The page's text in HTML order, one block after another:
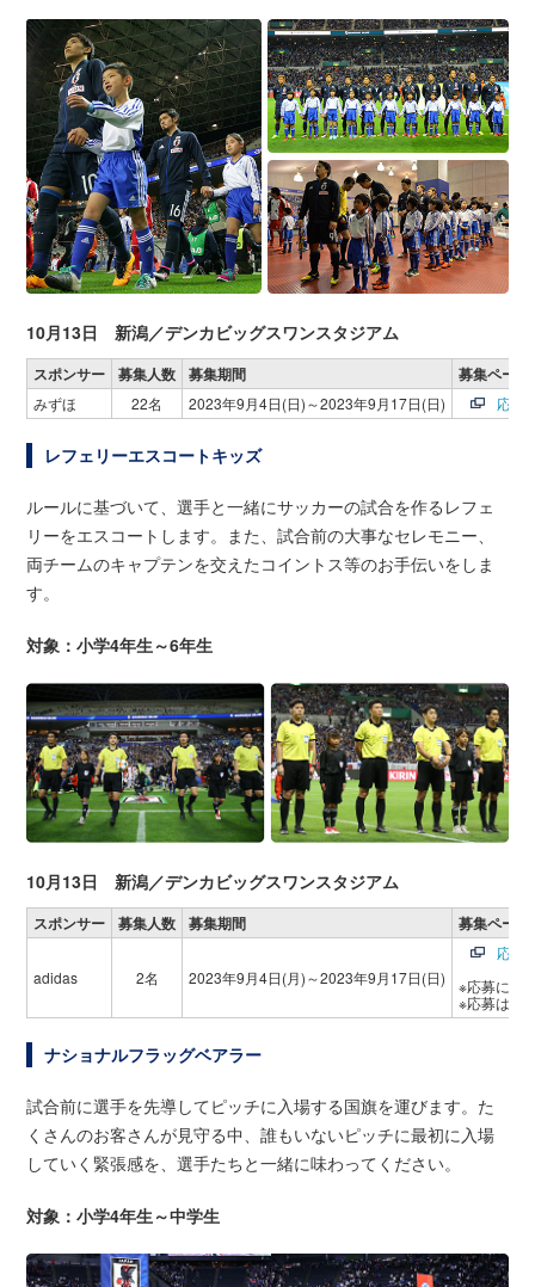
10月13日 新潟／デンカビッグスワンスタジアム
スポンサー 募集人数 募集期間 募集ページ
みずほ 22名 2023年9月4日(日)～2023年9月17日(日) 応募
レフェリーエスコートキッズ
ルールに基づいて、選手と一緒にサッカーの試合を作るレフェ
リーをエスコートします。また、試合前の大事なセレモニー、
両チームのキャプテンを交えたコイントス等のお手伝いをしま
す。
対象：小学4年生～6年生
10月13日 新潟／デンカビッグスワンスタジアム
スポンサー 募集人数 募集期間 募集ページ
adidas 2名 2023年9月4日(月)～2023年9月17日(日)
応募
※応募には
※応募は
ナショナルフラッグベアラー
試合前に選手を先導してピッチに入場する国旗を運びます。た
くさんのお客さんが見守る中、誰もいないピッチに最初に入場
していく緊張感を、選手たちと一緒に味わってください。
対象：小学4年生～中学生